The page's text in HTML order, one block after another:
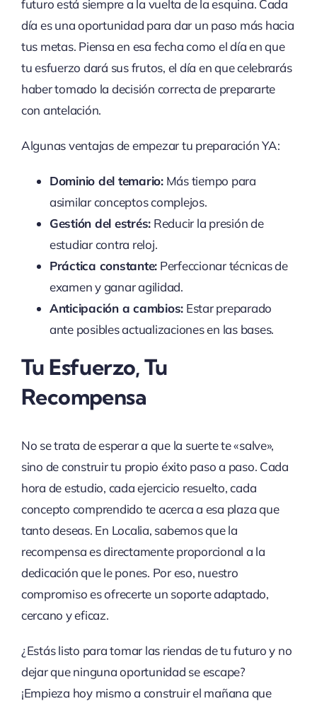
futuro está siempre a la vuelta de la esquina. Cada
día es una oportunidad para dar un paso más hacia
tus metas. Piensa en esa fecha como el día en que
tu esfuerzo dará sus frutos, el día en que celebrarás
haber tomado la decisión correcta de prepararte
con antelación.
Algunas ventajas de empezar tu preparación YA:
Dominio del temario:Más tiempo para
asimilar conceptos complejos.
Gestión del estrés: Reducir la presión de
estudiar contra reloj.
Práctica constante: Perfeccionar técnicas de
examen y ganar agilidad.
Anticipación a cambios: Estar preparado
ante posibles actualizaciones en las bases.
Tu Esfuerzo, Tu
Recompensa
No se trata de esperar a que la suerte te «salve»,
sino de construir tu propio éxito paso a paso. Cada
hora de estudio, cada ejercicio resuelto, cada
concepto comprendido te acerca a esa plaza que
tanto deseas. En Localia, sabemos que la
recompensa es directamente proporcional a la
dedicación que le pones. Por eso, nuestro
compromiso es ofrecerte un soporte adaptado,
cercano y eficaz.
¿Estás listo para tomar las riendas de tu futuro y no
dejar que ninguna oportunidad se escape?
¡Empieza hoy mismo a construir el mañana que